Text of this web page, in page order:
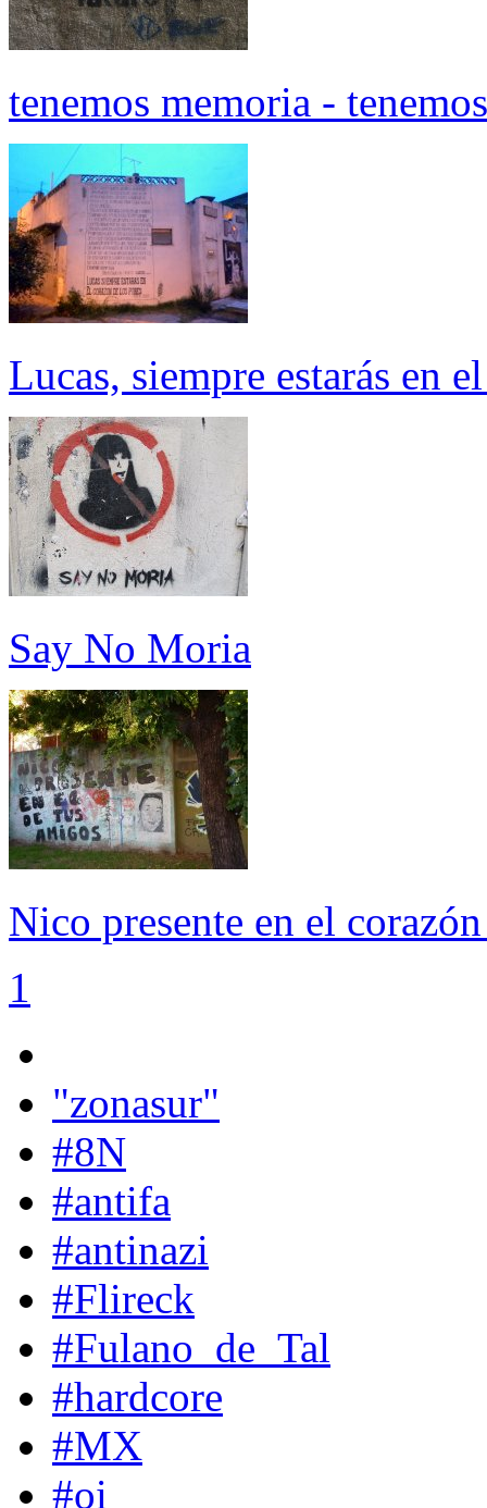
tenemos memoria -
Lucas, siempre estarás en
Say No Moria
Nico presente en el
1
"zonasur"
#8N
#antifa
#antinazi
#Flireck
#Fulano_de_Tal
#hardcore
#MX
#oi